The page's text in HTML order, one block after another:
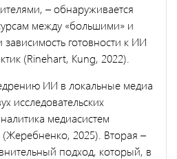
– обнаруживается
между «большими» и
готовности к ИИ
(Rinehart, Kung, 2022).
ИИ в локальные медиа
исследовательских
медиасистем
2025). Вторая –
подход, который, в